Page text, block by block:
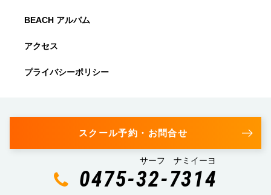
BEACH アルバム
アクセス
プライバシーポリシー
スクール予約・お問合せ
サーフ ナミイーヨ
0475-32-7314